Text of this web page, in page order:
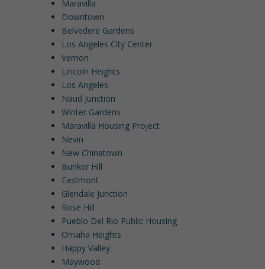
Maravilla
Downtown
Belvedere Gardens
Los Angeles City Center
Vernon
Lincoln Heights
Los Angeles
Naud Junction
Winter Gardens
Maravilla Housing Project
Nevin
New Chinatown
Bunker Hill
Eastmont
Glendale Junction
Rose Hill
Pueblo Del Rio Public Housing
Omaha Heights
Happy Valley
Maywood